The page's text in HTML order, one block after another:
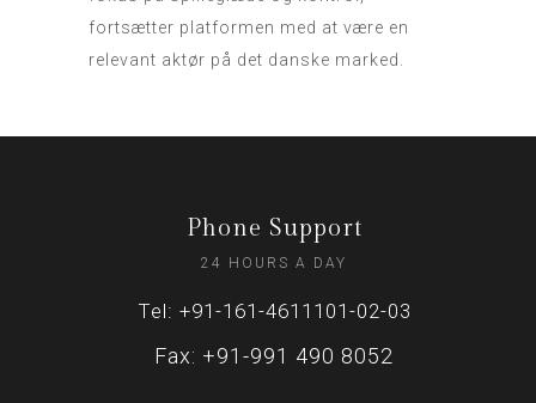
fortsætter platformen med at være en
relevant aktør på det danske marked.
Phone Support
24 HOURS A DAY
Tel: +91-161-4611101-02-03
Fax: +91-991 490 8052